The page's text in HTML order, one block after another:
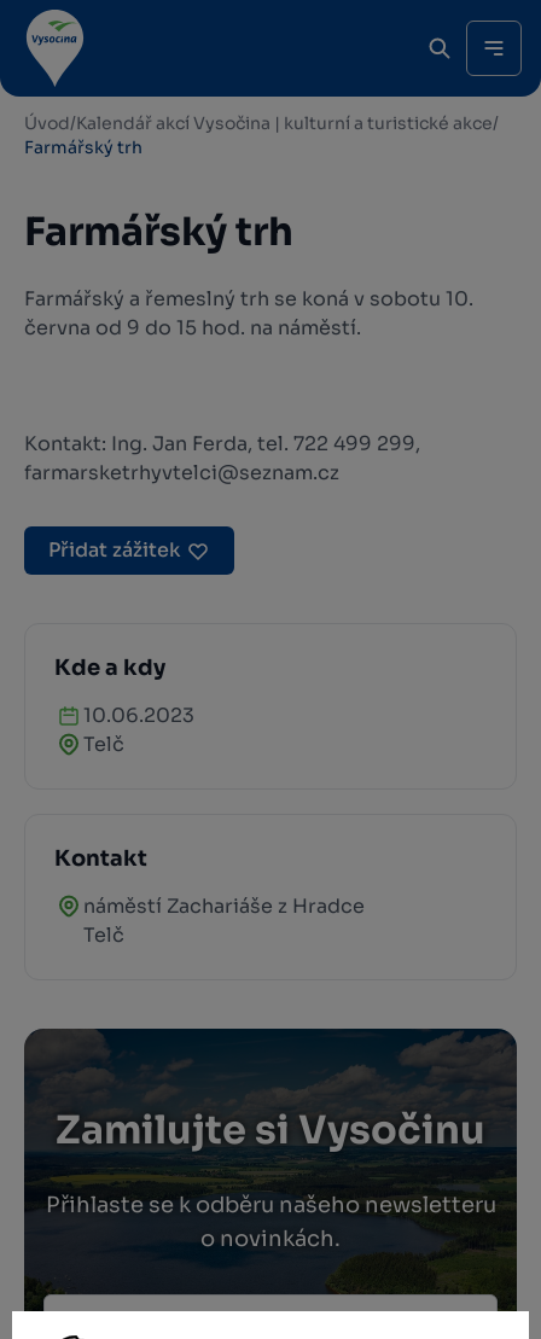
Úvod/Kalendář akcí Vysočina | kulturní a turistické akce/
Farmářský trh
Farmářský trh
Farmářský a řemeslný trh se koná v sobotu 10.
června od 9 do 15 hod. na náměstí.
Kontakt: Ing. Jan Ferda, tel. 722 499 299,
farmarsketrhyvtelci@seznam.cz
Přidat zážitek
Kde a kdy
10.06.2023
Telč
Kontakt
náměstí Zachariáše z Hradce
Telč
Zamilujte si Vysočinu
Přihlaste se k odběru našeho newsletteru
o novinkách.